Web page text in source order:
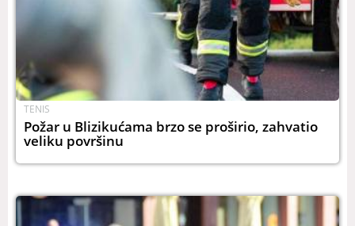
TENIS
Požar u Blizikućama brzo se proširio, zahvatio
veliku površinu